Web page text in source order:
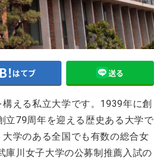
はてブ 送る
える私立大学です。1939年に創
立79周年を迎える歴史ある大学で
学のある全国でも有数の総合女
庫川女子大学の公募制推薦入試の